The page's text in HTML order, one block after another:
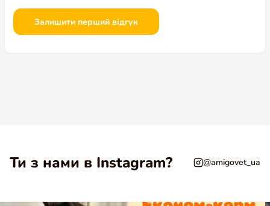
Залишити перший відгук
Ти з нами в Instagram? @amigovet_ua